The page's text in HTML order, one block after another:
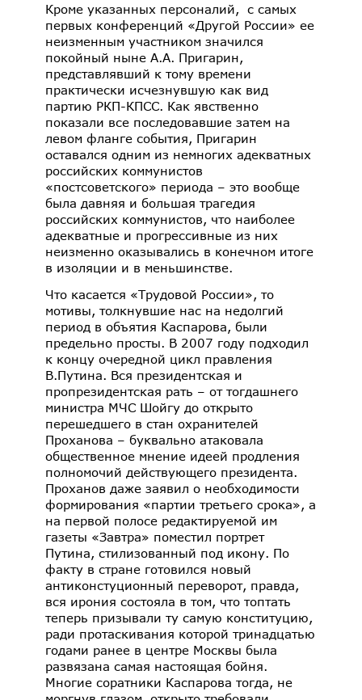
Кроме указанных персоналий, с самых
первых конференций «Другой России» ее
неизменным участником значился
покойный ныне А.А. Пригарин,
представлявший к тому времени
практически исчезнувшую как вид
партию РКП-КПСС. Как явственно
показали все последовавшие затем на
левом фланге события, Пригарин
оставался одним из немногих адекватных
российских коммунистов
«постсоветского» периода – это вообще
была давняя и большая трагедия
российских коммунистов, что наиболее
адекватные и прогрессивные из них
неизменно оказывались в конечном итоге
в изоляции и в меньшинстве.
Что касается «Трудовой России», то
мотивы, толкнувшие нас на недолгий
период в объятия Каспарова, были
предельно просты. В 2007 году подходил
к концу очередной цикл правления
В.Путина. Вся президентская и
пропрезидентская рать – от тогдашнего
министра МЧС Шойгу до открыто
перешедшего в стан охранителей
Проханова – буквально атаковала
общественное мнение идеей продления
полномочий действующего президента.
Проханов даже заявил о необходимости
формирования «партии третьего срока», а
на первой полосе редактируемой им
газеты «Завтра» поместил портрет
Путина, стилизованный под икону. По
факту в стране готовился новый
антиконстуционный переворот, правда,
вся ирония состояла в том, что топтать
теперь призывали ту самую конституцию,
ради протаскивания которой тринадцатью
годами ранее в центре Москвы была
развязана самая настоящая бойня.
Многие соратники Каспарова тогда, не